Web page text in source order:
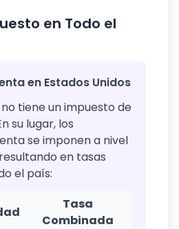
en Todo el
en Estados Unidos
tiene un impuesto de
su lugar, los
se imponen a nivel
en tasas
el país:
Tasa
Combinada